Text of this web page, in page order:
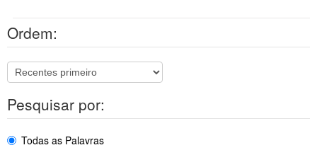
Ordem:
Pesquisar por:
Todas as Palavras